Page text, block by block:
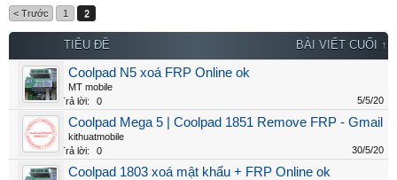
< Trước 1 2
TIÊU ĐỀ BÀI VIẾT CUỐI ↑
Coolpad N5 xoá FRP Online ok
MT mobile
Trả lời:
0 5/5/20
Coolpad Mega 5 | Coolpad 1851 Remove FRP - Gmail
kithuatmobile
Trả lời:
0 30/5/20
Coolpad 1803 xoá mật khẩu + FRP Online ok